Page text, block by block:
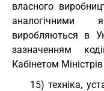
власного
аналогічними
виробляються в
зазначенням
Кабінетом
15) техніка,